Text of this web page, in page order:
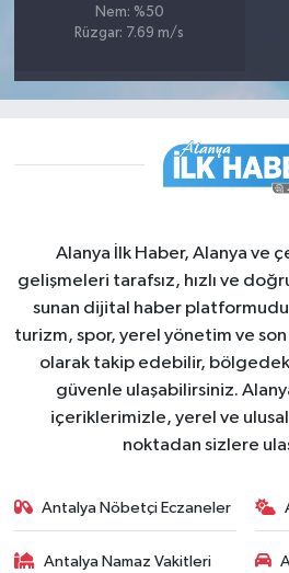
Nem: %50
Rüzgar: 7.69 m/s
Alanya İlk Haber, Alanya ve
gelişmeleri tarafsız, hızlı ve
sunan dijital haber
turizm, spor, yerel yönetim ve
olarak takip edebilir,
güvenle ulaşabilirsiniz.
içeriklerimizle, yerel ve
noktadan sizlere
Antalya Nöbetçi Eczaneler
Antalya Namaz Vakitleri